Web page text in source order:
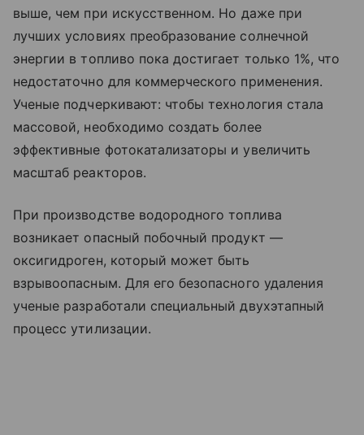
выше, чем при искусственном. Но даже при
лучших условиях преобразование солнечной
энергии в топливо пока достигает только 1%, что
недостаточно для коммерческого применения.
Ученые подчеркивают: чтобы технология стала
массовой, необходимо создать более
эффективные фотокатализаторы и увеличить
масштаб реакторов.
При производстве водородного топлива
возникает опасный побочный продукт —
оксигидроген, который может быть
взрывоопасным. Для его безопасного удаления
ученые разработали специальный двухэтапный
процесс утилизации.